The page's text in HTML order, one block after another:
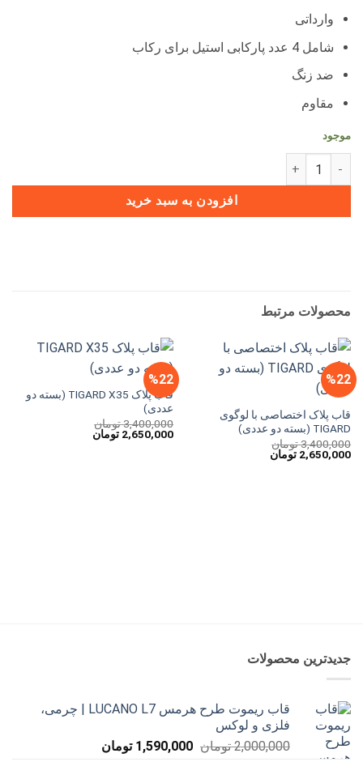
وارداتی
شامل 4 عدد پارکابی استیل برای رکاب
ضد زنگ
مقاوم
موجود
پارکابی فلزی تیتانیوم جدید وارداتی آریزو 5 اف ال عدد
افزودن به سبد خرید
محصولات مرتبط
%22
قاب پلاک اختصاصی با لوگوی
TIGARD (بسته دو عددی)
3,400,000تومان
قیمت
اصلی
2,650,000 تومانقیمت
%22
قاب پلاک TIGARD X35 (بسته دو
عددی)
3,400,000تومان
قیمت
اصلی
2,650,000 تومانقیمت
جدیدترین محصولات
قاب ریموت طرح هرمس LUCANO L7 | چرمی،
فلزی و لوکس
2,000,000 تومان قیمت
1,590,000 تومانقیمت